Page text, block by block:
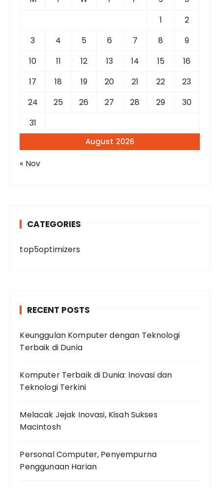
August 2026
1
2
3
4 5 6 7 8
9
10
11 12 13 14 15
16
17
18 19 20 21 22
23
24
25 26 27 28 29
30
31
« Nov
CATEGORIES
top5optimizers
RECENT POSTS
Keunggulan Komputer dengan Teknologi
Terbaik di Dunia
Komputer Terbaik di Dunia: Inovasi dan
Teknologi Terkini
Melacak Jejak Inovasi, Kisah Sukses
Macintosh
Personal Computer, Penyempurna
Penggunaan Harian